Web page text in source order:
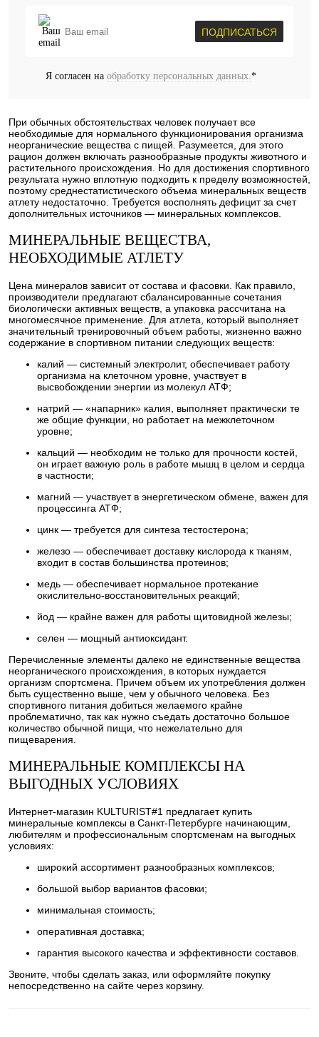
ПОДПИСАТЬСЯ
Я согласен на обработку персональных данных. *
При обычных обстоятельствах человек получает все
необходимые для нормального функционирования организма
неорганические вещества с пищей. Разумеется, для этого
рацион должен включать разнообразные продукты животного и
растительного происхождения. Но для достижения спортивного
результата нужно вплотную подходить к пределу возможностей,
поэтому среднестатистического объема минеральных веществ
атлету недостаточно. Требуется восполнять дефицит за счет
дополнительных источников — минеральных комплексов.
МИНЕРАЛЬНЫЕ ВЕЩЕСТВА,
НЕОБХОДИМЫЕ АТЛЕТУ
Цена минералов зависит от состава и фасовки. Как правило,
производители предлагают сбалансированные сочетания
биологически активных веществ, а упаковка рассчитана на
многомесячное применение. Для атлета, который выполняет
значительный тренировочный объем работы, жизненно важно
содержание в спортивном питании следующих веществ:
калий — системный электролит, обеспечивает работу
организма на клеточном уровне, участвует в
высвобождении энергии из молекул АТФ;
натрий — «напарник» калия, выполняет практически те
же общие функции, но работает на межклеточном
уровне;
кальций — необходим не только для прочности костей,
он играет важную роль в работе мышц в целом и сердца
в частности;
магний — участвует в энергетическом обмене, важен для
процессинга АТФ;
цинк — требуется для синтеза тестостерона;
железо — обеспечивает доставку кислорода к тканям,
входит в состав большинства протеинов;
медь — обеспечивает нормальное протекание
окислительно-восстановительных реакций;
йод — крайне важен для работы щитовидной железы;
селен — мощный антиоксидант.
Перечисленные элементы далеко не единственные вещества
неорганического происхождения, в которых нуждается
организм спортсмена. Причем объем их употребления должен
быть существенно выше, чем у обычного человека. Без
спортивного питания добиться желаемого крайне
проблематично, так как нужно съедать достаточно большое
количество обычной пищи, что нежелательно для
пищеварения.
МИНЕРАЛЬНЫЕ КОМПЛЕКСЫ НА
ВЫГОДНЫХ УСЛОВИЯХ
Интернет-магазин KULTURIST#1 предлагает купить
минеральные комплексы в Санкт-Петербурге начинающим,
любителям и профессиональным спортсменам на выгодных
условиях:
широкий ассортимент разнообразных комплексов;
большой выбор вариантов фасовки;
минимальная стоимость;
оперативная доставка;
гарантия высокого качества и эффективности составов.
Звоните, чтобы сделать заказ, или оформляйте покупку
непосредственно на сайте через корзину.